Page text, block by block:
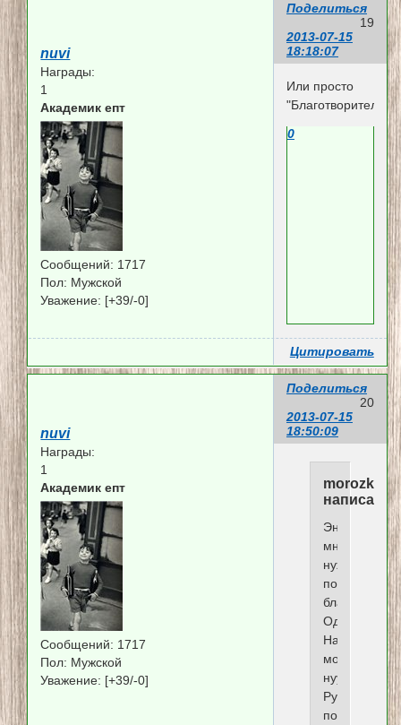
Поделиться
19
2013-07-15
18:18:07
nuvi
Награды:
1
Академик епт
Сообщений: 1717
Пол: Мужской
Уважение: [+39/-0]
Или просто
0
Цитировать
Поделиться
20
2013-07-15
18:50:09
nuvi
Награды:
1
Академик епт
Сообщений: 1717
Пол: Мужской
Уважение: [+39/-0]
morozka
Энни,
мне
нужен
подфорум
Однозначно.
Назвать
можно....
нуууу..
Рука
помощи